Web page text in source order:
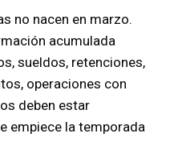
no nacen en marzo.
acumulada
sueldos, retenciones,
operaciones con
deben estar
empiece la temporada